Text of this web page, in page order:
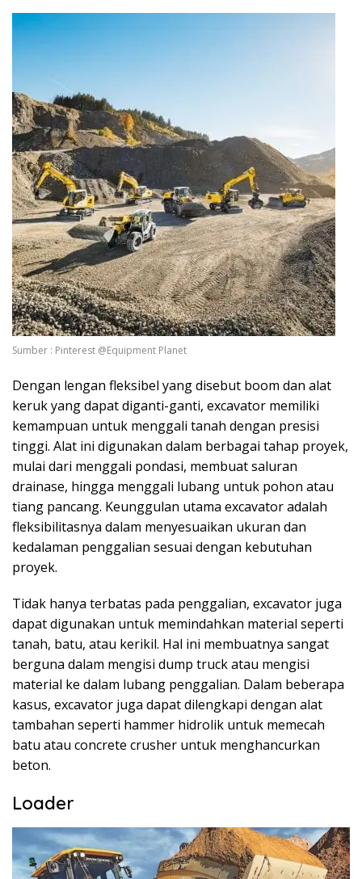
Sumber : Pinterest @Equipment Planet
Dengan lengan fleksibel yang disebut boom dan alat
keruk yang dapat diganti-ganti, excavator memiliki
kemampuan untuk menggali tanah dengan presisi
tinggi. Alat ini digunakan dalam berbagai tahap proyek,
mulai dari menggali pondasi, membuat saluran
drainase, hingga menggali lubang untuk pohon atau
tiang pancang. Keunggulan utama excavator adalah
fleksibilitasnya dalam menyesuaikan ukuran dan
kedalaman penggalian sesuai dengan kebutuhan
proyek.
Tidak hanya terbatas pada penggalian, excavator juga
dapat digunakan untuk memindahkan material seperti
tanah, batu, atau kerikil. Hal ini membuatnya sangat
berguna dalam mengisi dump truck atau mengisi
material ke dalam lubang penggalian. Dalam beberapa
kasus, excavator juga dapat dilengkapi dengan alat
tambahan seperti hammer hidrolik untuk memecah
batu atau concrete crusher untuk menghancurkan
beton.
Loader